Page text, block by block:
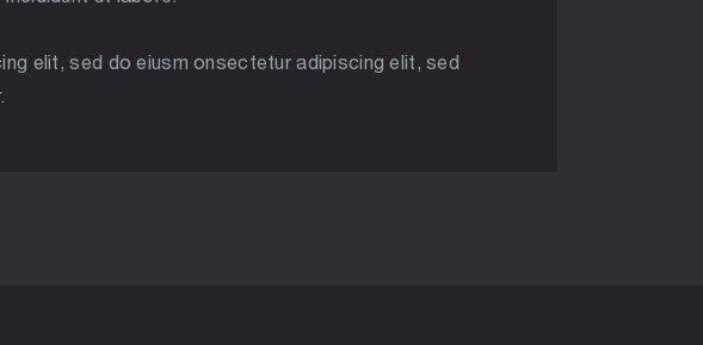
elit, sed do eiusm onsectetur adipiscing elit, sed